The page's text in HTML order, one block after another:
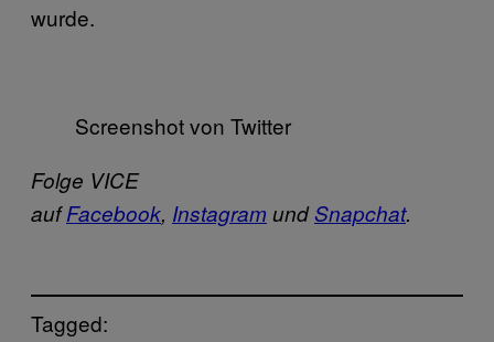
wurde.
Screenshot von Twitter
Folge VICE
aufFacebook, InstagramundSnapchat.
Tagged: